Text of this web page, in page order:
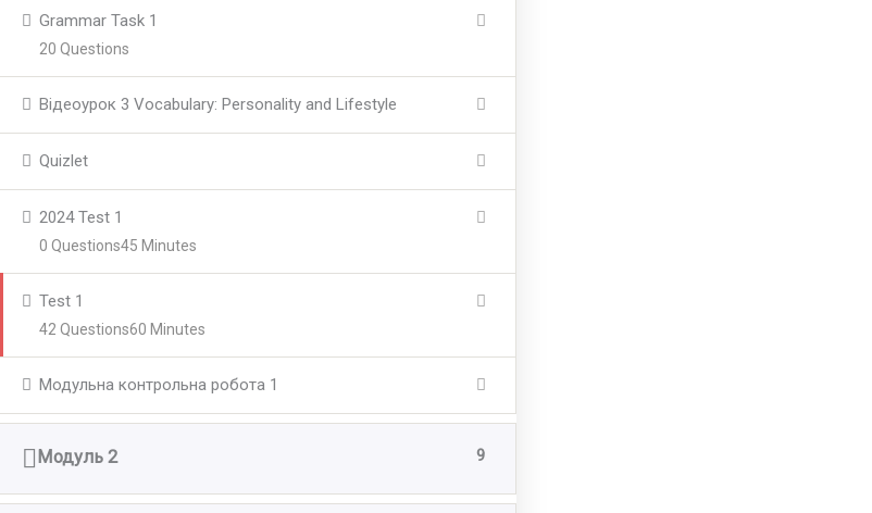
Grammar Task 1
20 Questions
Відеоурок 3 Vocabulary: Personality and Lifestyle
Quizlet
2024 Test 1
45 Minutes
0 Questions
Test 1
60 Minutes
42 Questions
Модульна контрольна робота 1
Модуль 2 9